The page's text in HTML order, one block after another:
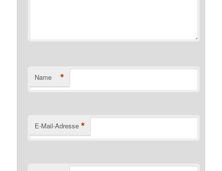
Name *
E-Mail-Adresse *